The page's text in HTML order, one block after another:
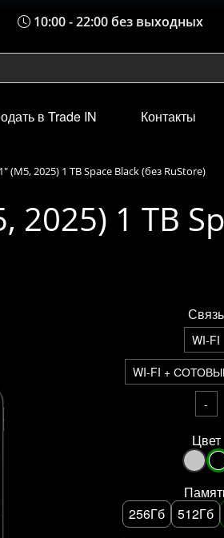
10:00 - 22:00 без выходных
в Trade IN Контакты
(M5, 2025) 1 TB Space Black (без RuStore)
2025) 1 TB
Связь
WI-FI
WI-FI +
-
Цвет
256Гб
512Гб